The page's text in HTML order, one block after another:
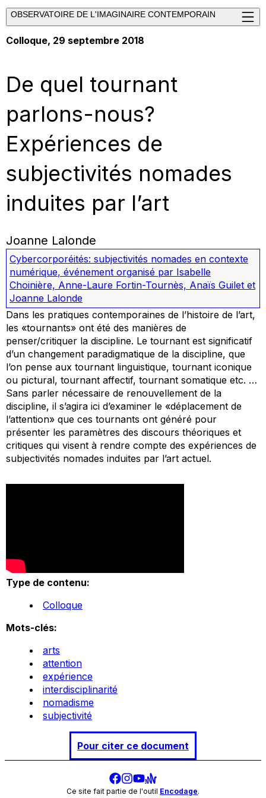
OBSERVATOIRE DE L'IMAGINAIRE CONTEMPORAIN
Colloque, 29 septembre 2018
De quel tournant
parlons-nous?
Expériences de
subjectivités nomades
induites par l’art
Joanne Lalonde
Cybercorporéités: subjectivités nomades en contexte
numérique, événement organisé par Isabelle
Choinière, Anne-Laure Fortin-Tournès, Anaïs Guilet et
Joanne Lalonde
Dans les pratiques contemporaines de l’histoire de l’art,
les «tournants» ont été des manières de
penser/critiquer la discipline. Le tournant est significatif
d’un changement paradigmatique de la discipline, que
l’on pense aux tournant linguistique, tournant iconique
ou pictural, tournant affectif, tournant somatique etc. …
Sans parler nécessaire de renouvellement de la
discipline, il s’agira ici d’examiner le «déplacement de
l’attention» que ces tournants ont généré pour
présenter les paramètres des discours théoriques et
critiques qui visent à rendre compte des expériences de
subjectivités nomades induites par l’art actuel.
Type de contenu:
Colloque
Mots-clés:
arts
attention
expérience
interdisciplinarité
nomadisme
subjectivité
Pour citer ce document
Ce site fait partie de l'outil Encodage.